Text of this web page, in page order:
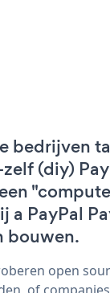
bedrijven
(diy)
a PayPal
bouwen.
open